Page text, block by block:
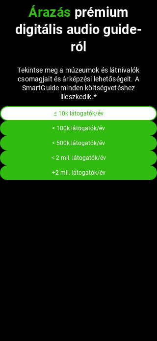
Árazás prémium
digitális audio guide-
ról
Tekintse meg a múzeumok és látnivalók
csomagjait és árképzési lehetőségeit. A
SmartGuide minden költségvetéshez
illeszkedik.*
≤ 10k látogatók/év
< 100k látogatók/év
< 500k látogatók/év
< 2 mil. látogatók/év
+2 mil. látogatók/év